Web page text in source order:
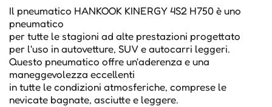
Il pneumatico HANKOOK KINERGY 4S2 H750 è uno
pneumatico
per tutte le stagioni ad alte prestazioni progettato
per l'uso in autovetture, SUV e autocarri leggeri.
Questo pneumatico offre un'aderenza e una
maneggevolezza eccellenti
in tutte le condizioni atmosferiche, comprese le
nevicate bagnate, asciutte e leggere.